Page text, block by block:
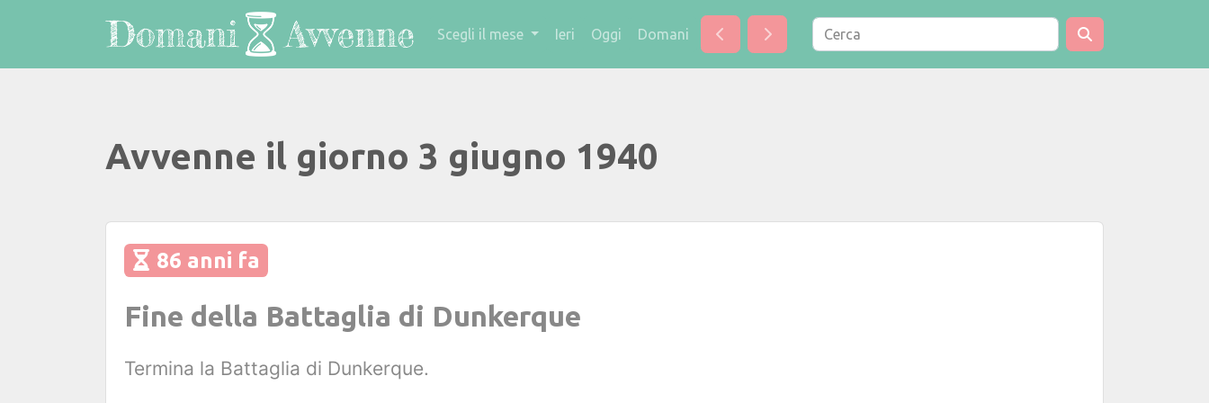
Scegli il mese Ieri Oggi Domani
Avvenne il giorno 3 giugno 1940
86 anni fa
Fine della Battaglia di Dunkerque
Termina la Battaglia di Dunkerque.